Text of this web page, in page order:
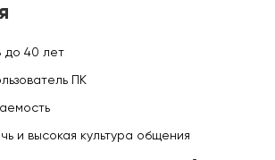
до 40 лет
ПК
и высокая культура общения